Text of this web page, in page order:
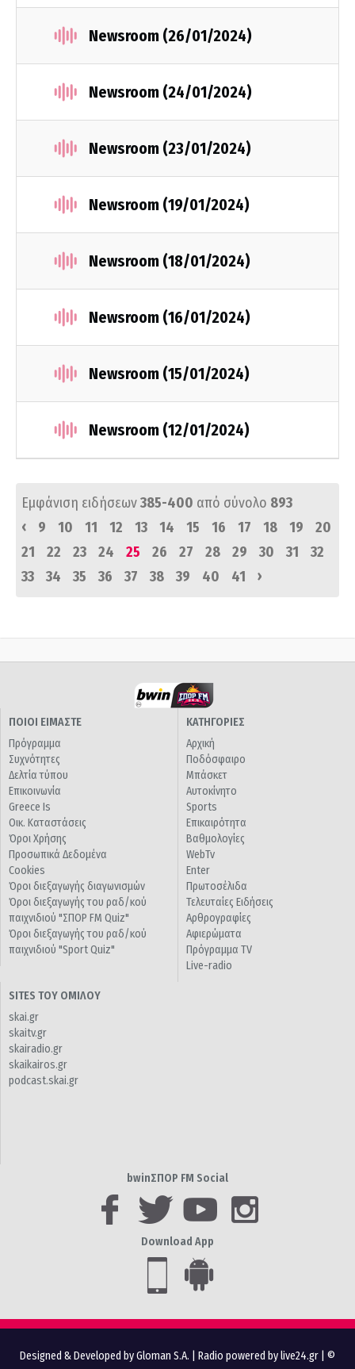
Newsroom (26/01/2024)
Newsroom (24/01/2024)
Newsroom (23/01/2024)
Newsroom (19/01/2024)
Newsroom (18/01/2024)
Newsroom (16/01/2024)
Newsroom (15/01/2024)
Newsroom (12/01/2024)
Εμφάνιση ειδήσεων385-400 από σύνολο 893
‹
9 10 11 12 13 14 15 16 17 18 19
20
21
22 23 24 25 26 27 28 29 30 31
32
33
34 35 36 37 38 39 40 41 ›
ΠΟΙΟΙ ΕΙΜΑΣΤΕ
Πρόγραμμα
Συχνότητες
Δελτία τύπου
Επικοινωνία
Greece Is
Οικ. Καταστάσεις
Όροι Χρήσης
Προσωπικά Δεδομένα
Cookies
Όροι διεξαγωγής διαγωνισμών
Όροι διεξαγωγής του ραδ/κού
παιχνιδιού "ΣΠΟΡ FM Quiz"
Όροι διεξαγωγής του ραδ/κού
παιχνιδιού "Sport Quiz"
ΚΑΤΗΓΟΡΙΕΣ
Αρχική
Ποδόσφαιρο
Μπάσκετ
Αυτοκίνητο
Sports
Επικαιρότητα
Βαθμολογίες
WebTv
Enter
Πρωτοσέλιδα
Τελευταίες Ειδήσεις
Αρθρογραφίες
Αφιερώματα
Πρόγραμμα TV
Live-radio
SITES ΤΟΥ ΟΜΙΛΟΥ
skai.gr
skaitv.gr
skairadio.gr
skaikairos.gr
podcast.skai.gr
bwinΣΠΟΡ FM Social
Download App
Designed & Developed by Gloman S.A. Radio powered by live24.gr | ©